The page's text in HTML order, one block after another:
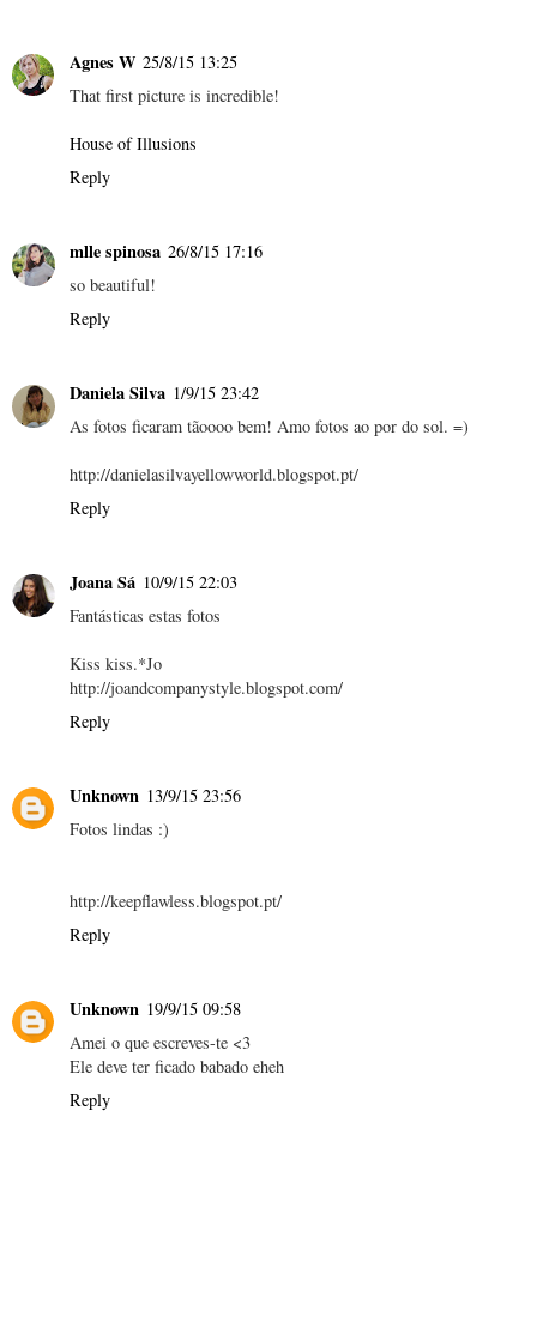
Agnes W 25/8/15 13:25
That first picture is incredible!
House of Illusions
Reply
mlle spinosa 26/8/15 17:16
so beautiful!
Reply
Daniela Silva 1/9/15 23:42
As fotos ficaram tãoooo bem! Amo fotos ao por do sol. =)
http://danielasilvayellowworld.blogspot.pt/
Reply
Joana Sá 10/9/15 22:03
Fantásticas estas fotos
Kiss kiss.*Jo
http://joandcompanystyle.blogspot.com/
Reply
Unknown 13/9/15 23:56
Fotos lindas :)
http://keepflawless.blogspot.pt/
Reply
Unknown 19/9/15 09:58
Amei o que escreves-te <3
Ele deve ter ficado babado eheh
Reply